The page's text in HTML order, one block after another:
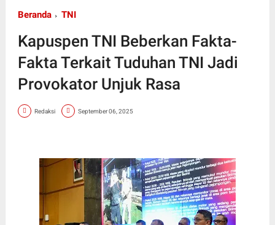
Beranda TNI
Kapuspen TNI Beberkan Fakta-
Fakta Terkait Tuduhan TNI Jadi
Provokator Unjuk Rasa
Redaksi September 06, 2025